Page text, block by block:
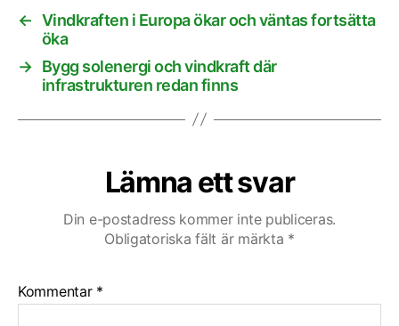
← Vindkraften i Europa ökar och väntas fortsätta
öka
→ Bygg solenergi och vindkraft där
infrastrukturen redan finns
Lämna ett svar
Din e-postadress kommer inte publiceras.
Obligatoriska fält är märkta *
Kommentar *